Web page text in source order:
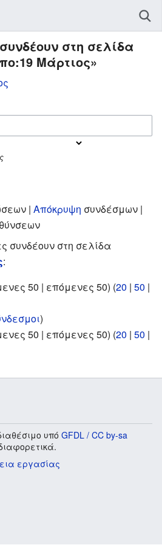
στη σελίδα
Μάρτιος»
| Απόκρυψη συνδέσμων |
συνδέουν στη σελίδα
:
50 | επόμενες 50) (20 | 50 |
)
50 | επόμενες 50) (20 | 50 |
υπό GFDL / CC by-sa
εργασίας